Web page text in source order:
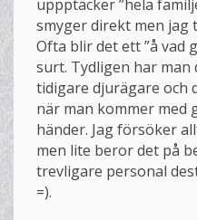
uppptäcker ”hela
smyger direkt men jag
Ofta blir det ett ”å vad
surt. Tydligen har
tidigare djurägare och
när man kommer med
händer. Jag försöker
men lite beror det på
trevligare personal
=).